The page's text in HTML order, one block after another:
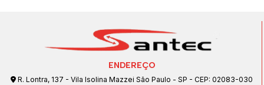
ENDEREÇO
R. Lontra, 137 - Vila Isolina Mazzei São Paulo - SP - CEP: 02083-030